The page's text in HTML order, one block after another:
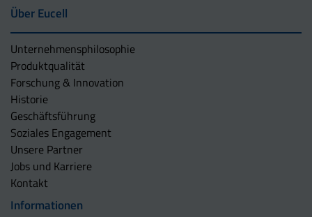
Über Eucell
Unternehmens­philosophie
Produktqualität
Forschung & Innovation
Historie
Geschäftsführung
Soziales Engagement
Unsere Partner
Jobs und Karriere
Kontakt
Informationen